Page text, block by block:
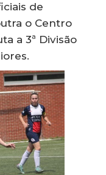
de
o Centro
a 3ª Divisão